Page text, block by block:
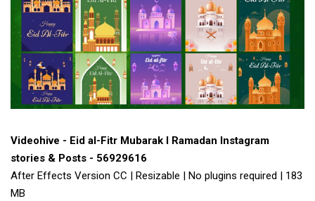
Videohive - Eid al-Fitr Mubarak I Ramadan Instagram
stories & Posts - 56929616
After Effects Version CC | Resizable | No plugins required | 183
MB